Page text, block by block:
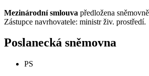
Mezinárodní smlouva předložena
Zástupce navrhovatele: ministr živ. prostředí.
Poslanecká sněmovna
PS